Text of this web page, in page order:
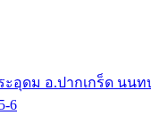
ะอุดม อ.ปากเกร็ด นนท
6